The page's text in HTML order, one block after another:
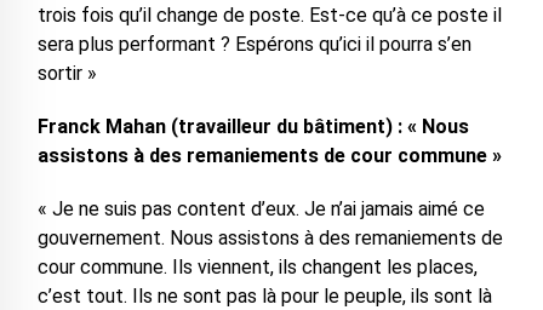
trois fois qu’il change de poste. Est-ce qu’à ce poste il
sera plus performant ? Espérons qu’ici il pourra s’en
sortir »
Franck Mahan (travailleur du bâtiment) : « Nous
assistons à des remaniements de cour commune »
« Je ne suis pas content d’eux. Je n’ai jamais aimé ce
gouvernement. Nous assistons à des remaniements de
cour commune. Ils viennent, ils changent les places,
c’est tout. Ils ne sont pas là pour le peuple, ils sont là